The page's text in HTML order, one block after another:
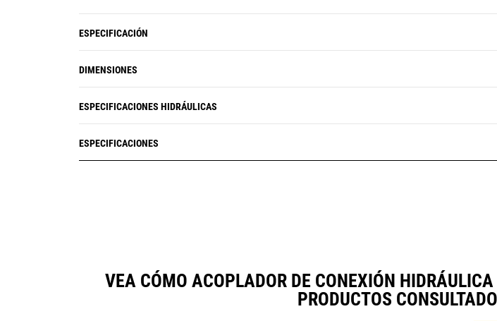
ESPECIFICACIÓN
DIMENSIONES
ESPECIFICACIONES HIDRÁULICAS
ESPECIFICACIONES
VEA CÓMO ACOPLADOR DE CONEXIÓN
PRODUCTOS